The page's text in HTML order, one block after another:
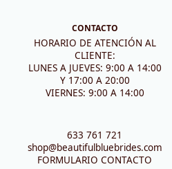
CONTACTO
HORARIO DE ATENCIÓN AL
CLIENTE:
LUNES A JUEVES: 9:00 A 14:00
Y 17:00 A 20:00
VIERNES: 9:00 A 14:00
633 761 721
shop@beautifulbluebrides.com
FORMULARIO CONTACTO